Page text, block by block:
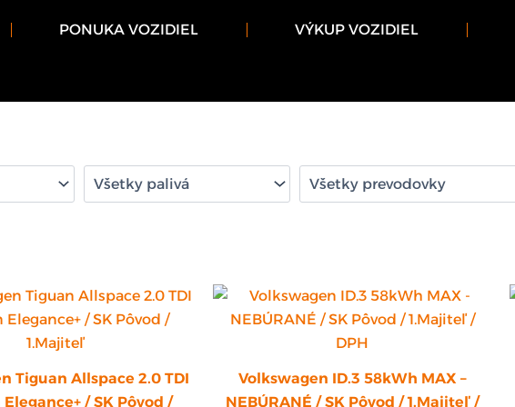
PONUKA VOZIDIEL VÝKUP VOZIDIEL
Tiguan Allspace 2.0 TDI
/ SK Pôvod /
Volkswagen ID.3 58kWh MAX –
NEBÚRANÉ / SK Pôvod / 1.Majiteľ /